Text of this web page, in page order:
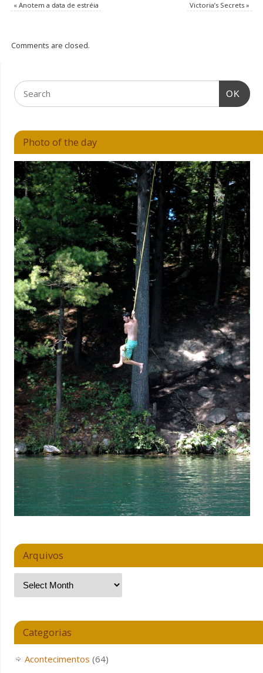
«Anotem a data de estréia Victoria’s Secrets»
Comments are closed.
OK
Photo of the day
Arquivos
Categorias
Acontecimentos (64)